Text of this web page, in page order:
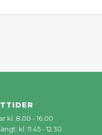
kl. 8.00 - 16.00
kl. 11.45 - 12.30